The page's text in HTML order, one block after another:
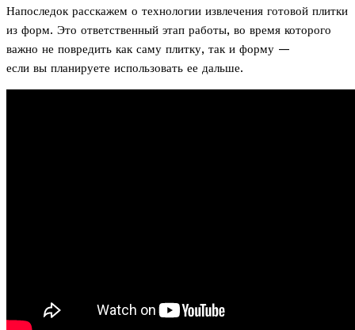
Напоследок расскажем о технологии извлечения готовой плитки
из форм. Это ответственный этап работы, во время которого
важно не повредить как саму плитку, так и форму —
если вы планируете использовать ее дальше.